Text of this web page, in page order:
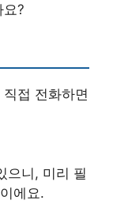
?
접 전화하면
으니, 미리 필
에요.